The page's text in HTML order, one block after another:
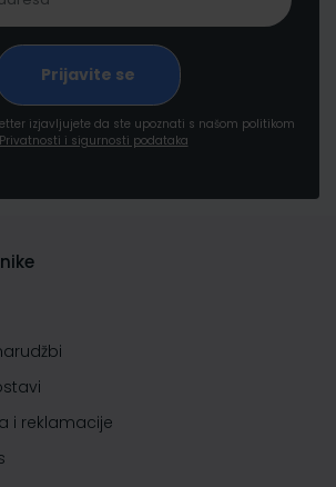
izjavljujete da ste upoznati s našom politikom
Privatnosti i sigurnosti podataka
i reklamacije